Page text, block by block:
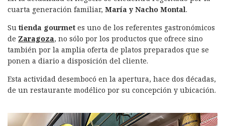
cuarta generación familiar, María y Nacho Montal.
Su tienda gourmet es uno de los referentes gastronómicos
de Zaragoza, no sólo por los productos que ofrece sino
también por la amplia oferta de platos preparados que se
ponen a diario a disposición del cliente.
Esta actividad desembocó en la apertura, hace dos décadas,
de un restaurante modélico por su concepción y ubicación.